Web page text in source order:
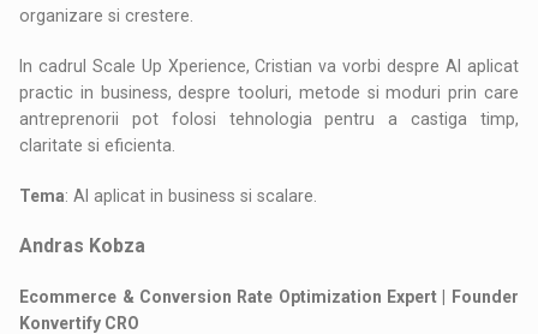
organizare si crestere.
In cadrul Scale Up Xperience, Cristian va vorbi despre AI aplicat
practic in business, despre tooluri, metode si moduri prin care
antreprenorii pot folosi tehnologia pentru a castiga timp,
claritate si eficienta.
Tema: AI aplicat in business si scalare.
Andras Kobza
Ecommerce & Conversion Rate Optimization Expert | Founder
Konvertify CRO